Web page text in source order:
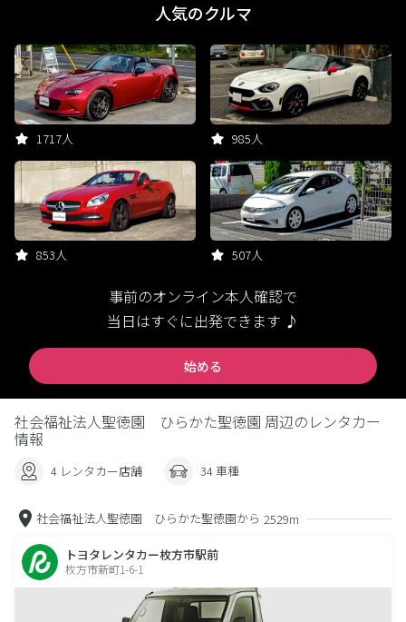
人気のクルマ
1717人 985人
853人 507人
事前のオンライン本人確認で
当日はすぐに出発できます ♪
始める
社会福祉法人聖徳園 ひらかた聖徳園 周辺のレンタカー
情報
4 レンタカー店舗 34 車種
社会福祉法人聖徳園 ひらかた聖徳園から 2529m
トヨタレンタカー枚方市駅前
枚方市新町1-6-1